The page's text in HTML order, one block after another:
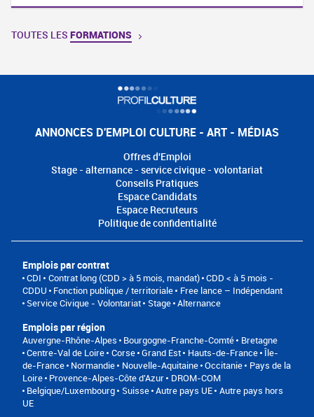
TOUTES LES FORMATIONS
ANNONCES D'EMPLOI CULTURE - ART - MÉDIAS
Offres d'Emploi
Stage - alternance - service civique - volontariat
Conseils Pratiques
Espace Candidats
Espace Recruteurs
Politique de confidentialité
Emplois par contrat
CDI Contrat long (CDD > à 5 mois, mandat) CDD < à 5 mois -
CDDU
Fonction publique / territoriale
Free lance – Indépendant
Service Civique - Volontariat
Stage Alternance
Emplois par région
Auvergne-Rhône-Alpes Bourgogne-Franche-Comté
Bretagne
Centre-Val de Loire Corse Grand Est Hauts-de-France Île-
de-France Normandie Nouvelle-Aquitaine Occitanie
Pays de la
Loire Provence-Alpes-Côte d'Azur
DROM-COM
Belgique/Luxembourg
Suisse Autre pays UE Autre pays hors
UE